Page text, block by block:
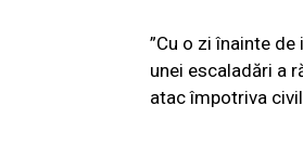
”Cu o zi înainte
unei escaladări a
atac împotriva